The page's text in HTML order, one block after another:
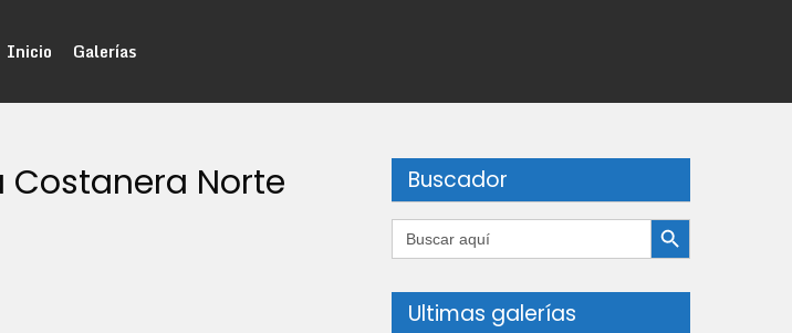
Inicio Galerías
Costanera Norte
Buscador
Buscar: Botón de búsqueda
Ultimas galerías